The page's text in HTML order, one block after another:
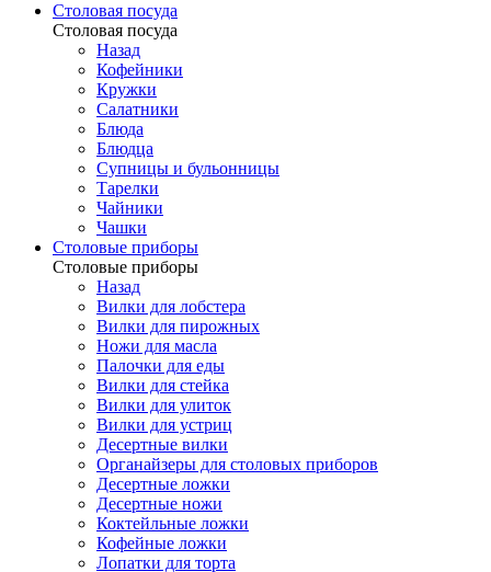
Столовая посуда
Столовая посуда
Назад
Кофейники
Кружки
Салатники
Блюда
Блюдца
Супницы и бульонницы
Тарелки
Чайники
Чашки
Cтоловые приборы
Cтоловые приборы
Назад
Вилки для лобстера
Вилки для пирожных
Ножи для масла
Палочки для еды
Вилки для стейка
Вилки для улиток
Вилки для устриц
Десертные вилки
Органайзеры для столовых приборов
Десертные ложки
Десертные ножи
Коктейльные ложки
Кофейные ложки
Лопатки для торта